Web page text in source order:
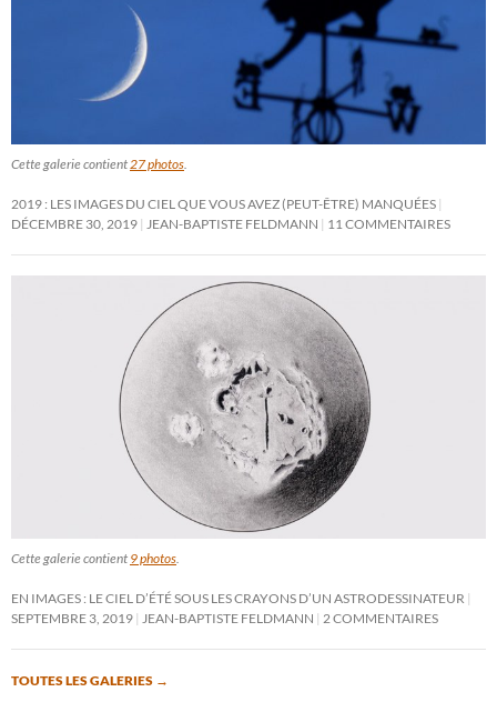
Cette galerie contient 27 photos
2019 : LES IMAGES DU CIEL QUE VOUS AVEZ (PEUT-ÊTRE) MANQUÉES
DÉCEMBRE 30, 2019
JEAN-BAPTISTE FELDMANN 11 COMMENTAIRES
Cette galerie contient 9 photos
EN IMAGES : LE CIEL D’ÉTÉ SOUS LES CRAYONS D’UN ASTRODESSINATEUR
SEPTEMBRE 3, 2019
JEAN-BAPTISTE FELDMANN 2 COMMENTAIRES
TOUTES LES GALERIES →